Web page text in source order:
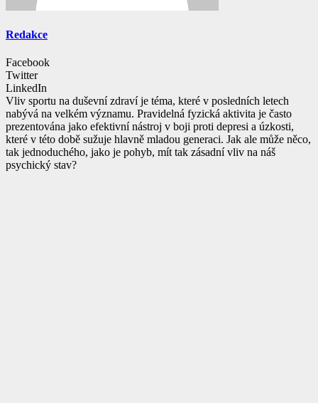
Redakce
Facebook
Twitter
LinkedIn
Vliv sportu na duševní zdraví je téma, které v posledních letech
nabývá na velkém významu. Pravidelná fyzická aktivita je často
prezentována jako efektivní nástroj v boji proti depresi a úzkosti,
které v této době sužuje hlavně mladou generaci. Jak ale může něco,
tak jednoduchého, jako je pohyb, mít tak zásadní vliv na náš
psychický stav?